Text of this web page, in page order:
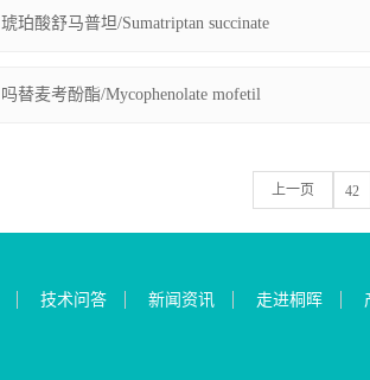
琥珀酸舒马普坦/Sumatriptan succinate
吗替麦考酚酯/Mycophenolate mofetil
上一页 42
技术问答 新闻资讯 走进桐晖